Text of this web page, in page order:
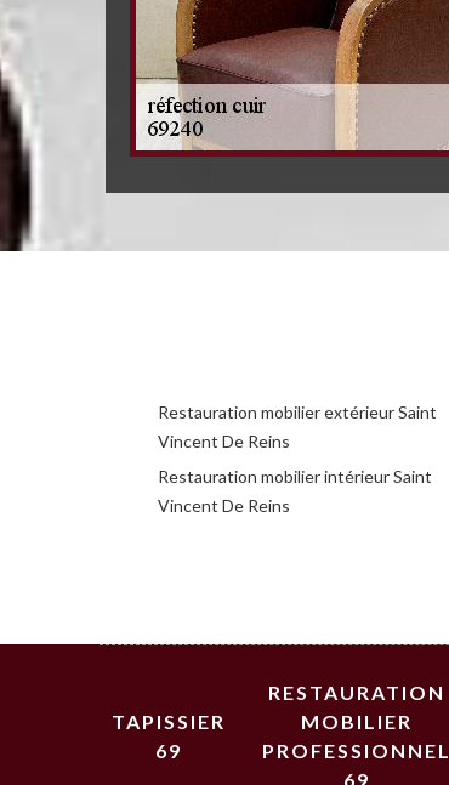
Restauration mobilier extérieur Saint
Vincent De Reins
Restauration mobilier intérieur Saint
Vincent De Reins
TAPISSIER
69
RESTAURATION
MOBILIER
PROFESSIONNEL
69